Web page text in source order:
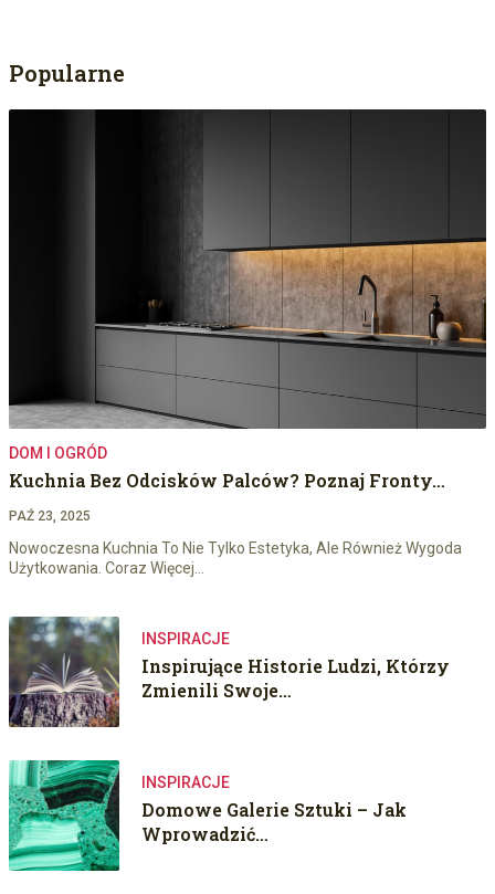
Popularne
DOM I OGRÓD
Kuchnia Bez Odcisków Palców? Poznaj Fronty…
PAŹ 23, 2025
Nowoczesna Kuchnia To Nie Tylko Estetyka, Ale Również Wygoda
Użytkowania. Coraz Więcej…
INSPIRACJE
Inspirujące Historie Ludzi, Którzy
Zmienili Swoje…
INSPIRACJE
Domowe Galerie Sztuki – Jak
Wprowadzić…